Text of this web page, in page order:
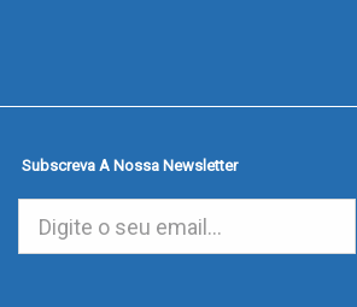
Subscreva A Nossa Newsletter